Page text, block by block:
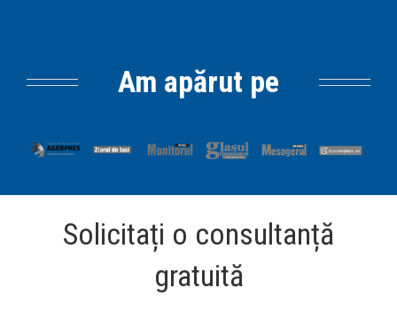
Am apărut pe
Solicitați o consultanță
gratuită